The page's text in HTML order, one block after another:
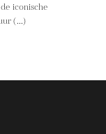
iconische
(...)